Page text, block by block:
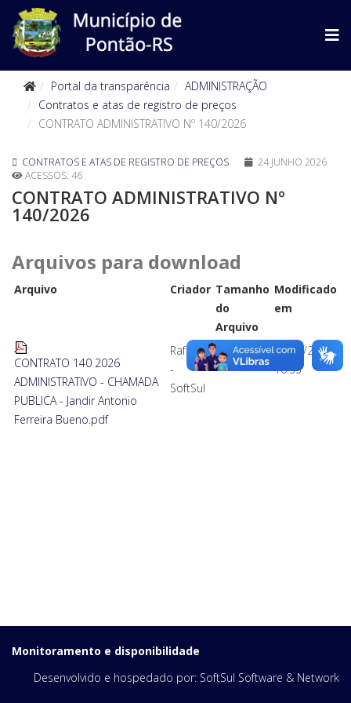
Portal da transparência
ADMINISTRAÇÃO
Contratos e atas de registro de preços
CONTRATO ADMINISTRATIVO Nº 140/2026
CONTRATOS E ATAS DE REGISTRO DE PREÇOS
24 JUNHO 2026
ACESSOS: 46
CONTRATO ADMINISTRATIVO Nº
140/2026
Arquivos para download
Arquivo Criador Tamanho
do
Arquivo
Modificado
em
CONTRATO 140 2026
ADMINISTRATIVO - CHAMADA
PUBLICA - Jandir Antonio
Ferreira Bueno.pdf
Rafaela
-
SoftSul
385 kB
24/06/2026
16:33
Monitoramento e disponibilidade
Desenvolvido e hospedado por: SoftSul Software & Network